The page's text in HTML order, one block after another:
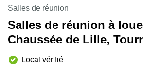
la
Neuve
Wavre
Centre
d'affaires
Anvers
Centre
Gand
Salles de réunion
Salles de réunion à
Chaussée de Lille,
Local vérifié